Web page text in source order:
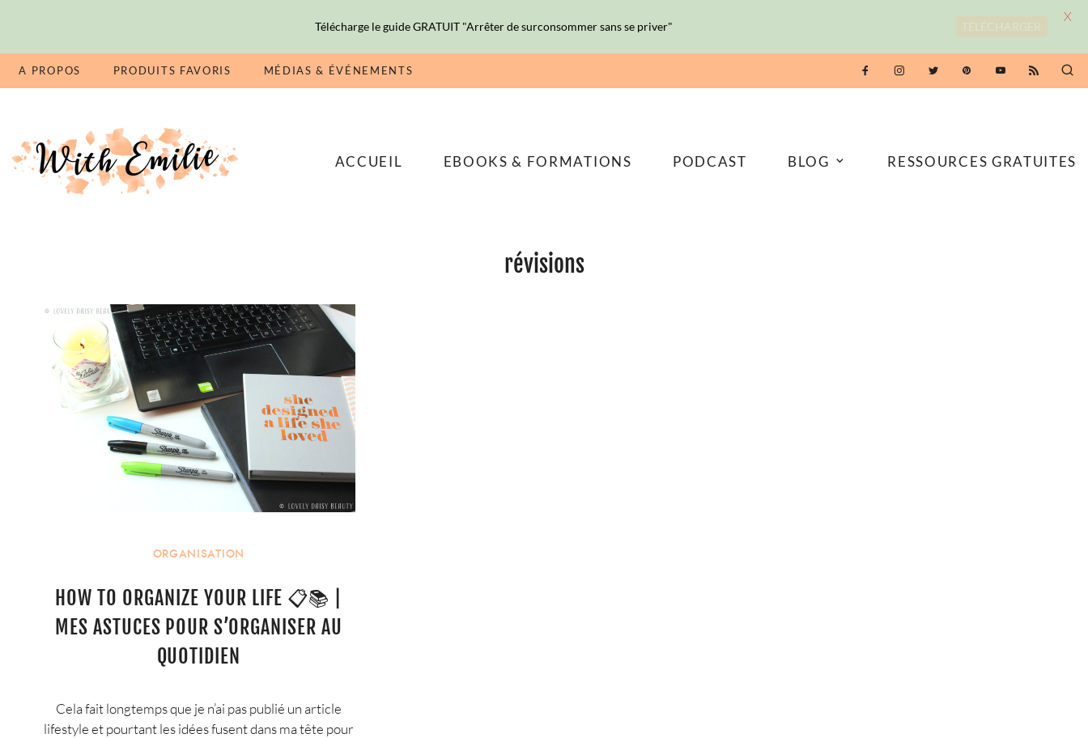
A PROPOS PRODUITS FAVORIS MÉDIAS & ÉVÉNEMENTS
ACCUEIL EBOOKS & FORMATIONS PODCAST BLOG RESSOURCES GRATUITES
révisions
ORGANISATION
HOW TO ORGANIZE YOUR LIFE 📋📚 |
MES ASTUCES POUR S’ORGANISER AU
QUOTIDIEN
Cela fait longtemps que je n’ai pas publié un article
lifestyle et pourtant les idées fusent dans ma tête pour
Télécharge le guide GRATUIT "Arrêter de surconsommer sans se priver" TÉLÉCHARGER
X